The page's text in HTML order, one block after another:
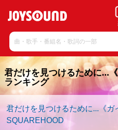
君だけを見つけるために...
ランキング
君だけを見つけるために...《
SQUAREHOOD